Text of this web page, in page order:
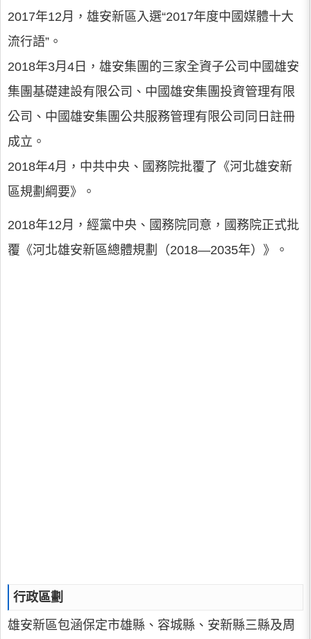
2017年12月，雄安新區入選“2017年度中國媒體十大
流行語”。
2018年3月4日，雄安集團的三家全資子公司中國雄安
集團基礎建設有限公司、中國雄安集團投資管理有限
公司、中國雄安集團公共服務管理有限公司同日註冊
成立。
2018年4月，中共中央、國務院批覆了《河北雄安新
區規劃綱要》。
2018年12月，經黨中央、國務院同意，國務院正式批
覆《河北雄安新區總體規劃（2018—2035年）》。
行政區劃
雄安新區包涵保定市雄縣、容城縣、安新縣三縣及周